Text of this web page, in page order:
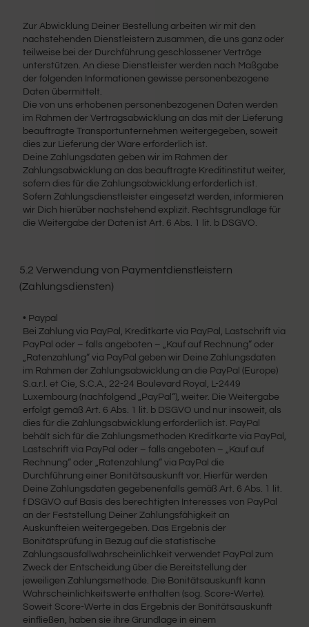
Zur Abwicklung Deiner Bestellung arbeiten wir mit den
nachstehenden Dienstleistern zusammen, die uns ganz oder
teilweise bei der Durchführung geschlossener Verträge
unterstützen. An diese Dienstleister werden nach Maßgabe
der folgenden Informationen gewisse personenbezogene
Daten übermittelt.
Die von uns erhobenen personenbezogenen Daten werden
im Rahmen der Vertragsabwicklung an das mit der Lieferung
beauftragte Transportunternehmen weitergegeben, soweit
dies zur Lieferung der Ware erforderlich ist.
Deine Zahlungsdaten geben wir im Rahmen der
Zahlungsabwicklung an das beauftragte Kreditinstitut weiter,
sofern dies für die Zahlungsabwicklung erforderlich ist.
Sofern Zahlungsdienstleister eingesetzt werden, informieren
wir Dich hierüber nachstehend explizit. Rechtsgrundlage für
die Weitergabe der Daten ist Art. 6 Abs. 1 lit. b DSGVO.
5.2 Verwendung von Paymentdienstleistern
(Zahlungsdiensten)
• Paypal
Bei Zahlung via PayPal, Kreditkarte via PayPal, Lastschrift via
PayPal oder – falls angeboten – „Kauf auf Rechnung“ oder
„Ratenzahlung“ via PayPal geben wir Deine Zahlungsdaten
im Rahmen der Zahlungsabwicklung an die PayPal (Europe)
S.a.r.l. et Cie, S.C.A., 22-24 Boulevard Royal, L-2449
Luxembourg (nachfolgend „PayPal“), weiter. Die Weitergabe
erfolgt gemäß Art. 6 Abs. 1 lit. b DSGVO und nur insoweit, als
dies für die Zahlungsabwicklung erforderlich ist. PayPal
behält sich für die Zahlungsmethoden Kreditkarte via PayPal,
Lastschrift via PayPal oder – falls angeboten – „Kauf auf
Rechnung“ oder „Ratenzahlung“ via PayPal die
Durchführung einer Bonitätsauskunft vor. Hierfür werden
Deine Zahlungsdaten gegebenenfalls gemäß Art. 6 Abs. 1 lit.
f DSGVO auf Basis des berechtigten Interesses von PayPal
an der Feststellung Deiner Zahlungsfähigkeit an
Auskunfteien weitergegeben. Das Ergebnis der
Bonitätsprüfung in Bezug auf die statistische
Zahlungsausfallwahrscheinlichkeit verwendet PayPal zum
Zweck der Entscheidung über die Bereitstellung der
jeweiligen Zahlungsmethode. Die Bonitätsauskunft kann
Wahrscheinlichkeitswerte enthalten (sog. Score-Werte).
Soweit Score-Werte in das Ergebnis der Bonitätsauskunft
einfließen, haben sie ihre Grundlage in einem